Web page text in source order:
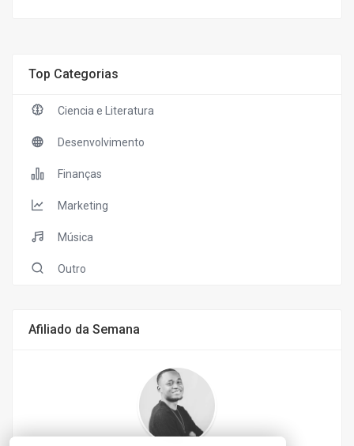
Top Categorias
Ciencia e Literatura
Desenvolvimento
Finanças
Marketing
Música
Outro
Afiliado da Semana